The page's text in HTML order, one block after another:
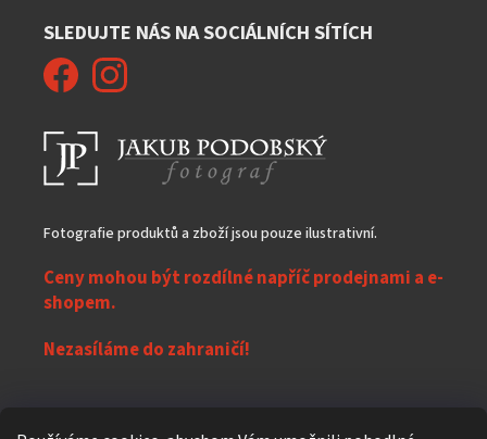
SLEDUJTE NÁS NA SOCIÁLNÍCH SÍTÍCH
Fotografie produktů a zboží jsou pouze ilustrativní.
Ceny mohou být rozdílné napříč prodejnami a e-
shopem.
Nezasíláme do zahraničí!